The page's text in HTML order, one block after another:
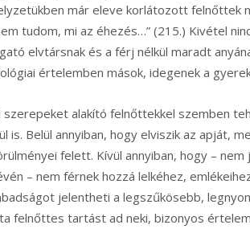
már eleve korlátozott felnőttek
tudom, mi az éhezés…” (215.) Kivétel
elvtársnak és a férj nélkül maradt
értelemben mások, idegenek a
alakító felnőttekkel szemben
is. Belül annyiban, hogy elviszik az apját,
felett. Kívül annyiban, hogy – nem
– nem férnek hozzá lelkéhez,
jelentheti a legszűkösebb,
felnőttes tartást ad neki, bizonyos